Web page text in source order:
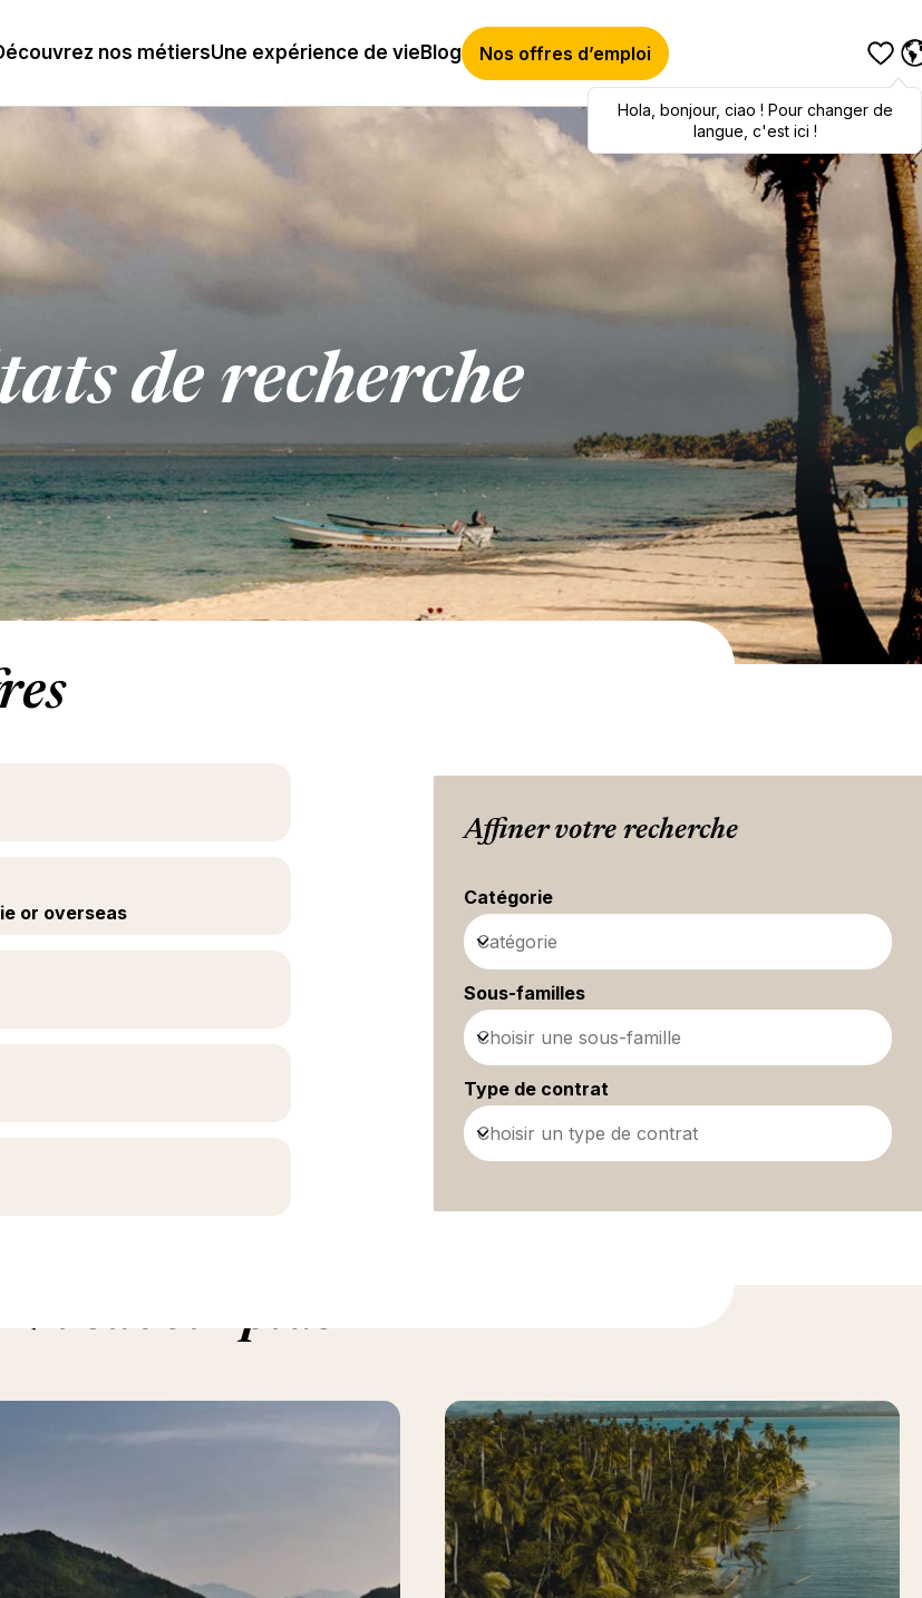
nos métiersUne expérience de vie Blog Nos offres d’emploi
Hola,bonjour,ciao! To switch
languages, click here!
Hola bonjour, ciao ! Pour changer de
langue, c'est ici !
de recherche
or overseas
Affiner votre recherche
Catégorie
Catégorie
Sous-familles
Choisir une sous-famille
Type de contrat
Choisir un type de contrat
En savoir plus